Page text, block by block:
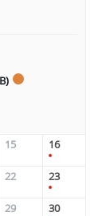
15 16
22 23
29 30